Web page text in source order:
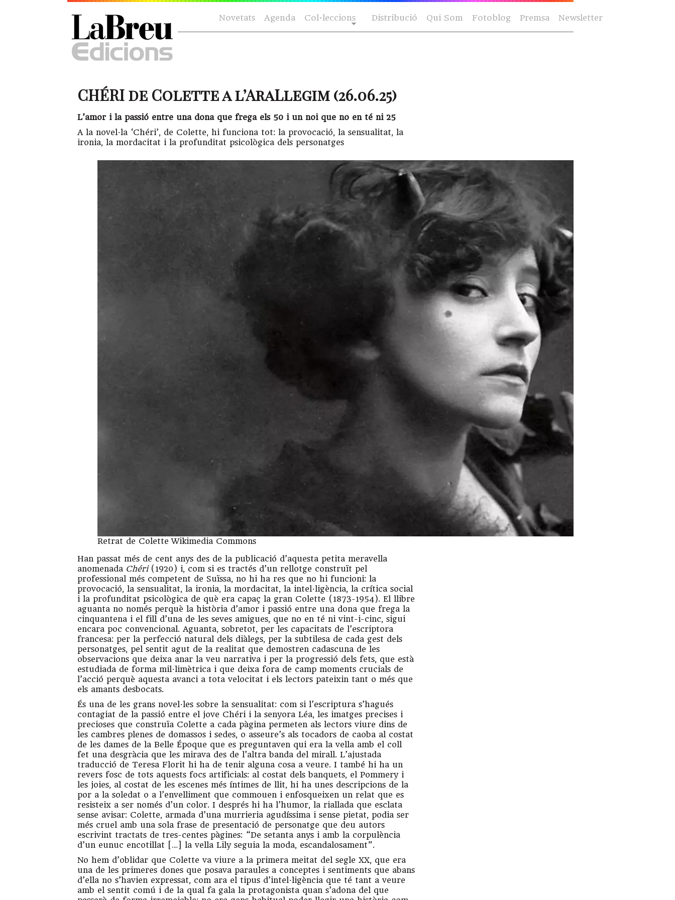
Novetats Agenda Col·leccions Distribució Qui Som Fotoblog Premsa Newsletter
CHÉRI de Colette a l’AraLlegim (26.06.25)
L’amor i la passió entre una dona que frega els 50 i un noi que no en té ni 25
A la novel·la ‘Chéri’, de Colette, hi funciona tot: la provocació, la sensualitat, la
ironia, la mordacitat i la profunditat psicològica dels personatges
Retrat de Colette Wikimedia Commons
Han passat més de cent anys des de la publicació d’aquesta petita meravella
anomenada Chéri (1920) i, com si es tractés d’un rellotge construït pel
professional més competent de Suïssa, no hi ha res que no hi funcioni: la
provocació, la sensualitat, la ironia, la mordacitat, la intel·ligència, la crítica social
i la profunditat psicològica de què era capaç la gran Colette (1873-1954). El llibre
aguanta no només perquè la història d’amor i passió entre una dona que frega la
cinquantena i el fill d’una de les seves amigues, que no en té ni vint-i-cinc, sigui
encara poc convencional. Aguanta, sobretot, per les capacitats de l’escriptora
francesa: per la perfecció natural dels diàlegs, per la subtilesa de cada gest dels
personatges, pel sentit agut de la realitat que demostren cadascuna de les
observacions que deixa anar la veu narrativa i per la progressió dels fets, que està
estudiada de forma mil·limètrica i que deixa fora de camp moments crucials de
l’acció perquè aquesta avanci a tota velocitat i els lectors pateixin tant o més que
els amants desbocats.
És una de les grans novel·les sobre la sensualitat: com si l’escriptura s’hagués
contagiat de la passió entre el jove Chéri i la senyora Léa, les imatges precises i
precioses que construïa Colette a cada pàgina permeten als lectors viure dins de
les cambres plenes de domassos i sedes, o asseure’s als tocadors de caoba al costat
de les dames de la Belle Époque que es preguntaven qui era la vella amb el coll
fet una desgràcia que les mirava des de l’altra banda del mirall. L’ajustada
traducció de Teresa Florit hi ha de tenir alguna cosa a veure. I també hi ha un
revers fosc de tots aquests focs artificials: al costat dels banquets, el Pommery i
les joies, al costat de les escenes més íntimes de llit, hi ha unes descripcions de la
por a la soledat o a l’envelliment que commouen i enfosqueixen un relat que es
resisteix a ser només d’un color. I després hi ha l’humor, la riallada que esclata
sense avisar: Colette, armada d’una murrieria agudíssima i sense pietat, podia ser
més cruel amb una sola frase de presentació de personatge que deu autors
escrivint tractats de tres-centes pàgines: “De setanta anys i amb la corpulència
d’un eunuc encotillat […] la vella Lily seguia la moda, escandalosament”.
No hem d’oblidar que Colette va viure a la primera meitat del segle XX, que era
una de les primeres dones que posava paraules a conceptes i sentiments que abans
d’ella no s’havien expressat, com ara el tipus d’intel·ligència que té tant a veure
amb el sentit comú i de la qual fa gala la protagonista quan s’adona del que